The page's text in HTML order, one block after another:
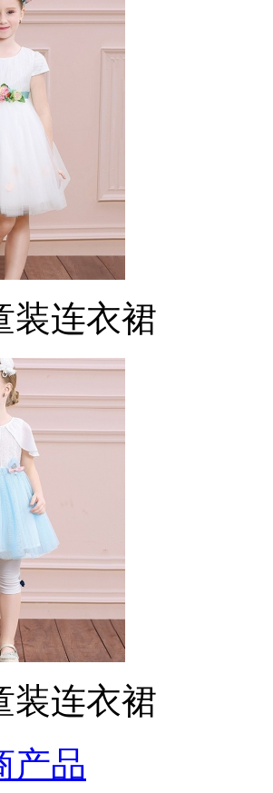
装连衣裙
装连衣裙
产品